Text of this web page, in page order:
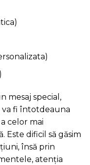
mesaj special,
fi întotdeauna
celor mai
Este dificil să găsim
însă prin
atenția